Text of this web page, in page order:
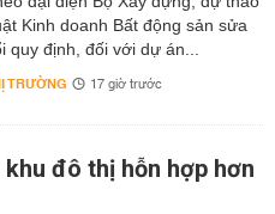
Kinh doanh Bất động sản sửa
quy định, đối với dự án...
TRƯỜNG 17 giờ trước
đô thị hỗn hợp hơn